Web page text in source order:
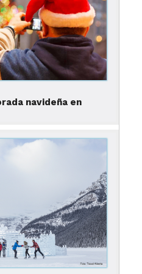
del uso de
más ambiciosos.
de convertirse en un
ecológica y
presentación, Megan
las principales
es un destino muy
navideña en